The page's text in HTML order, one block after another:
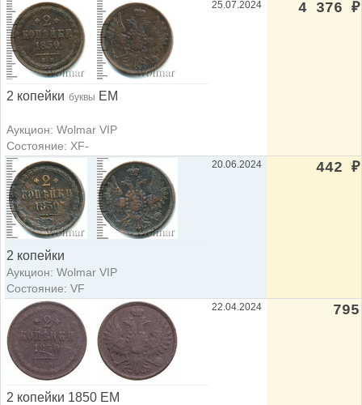
2 копейки буквы ЕМ
Аукцион: Wolmar VIP
Состояние: XF-
25.07.2024 4 376 ₽
2 копейки
Аукцион: Wolmar VIP
Состояние: VF
20.06.2024 442 ₽
2 копейки 1850 ЕМ
22.04.2024 795